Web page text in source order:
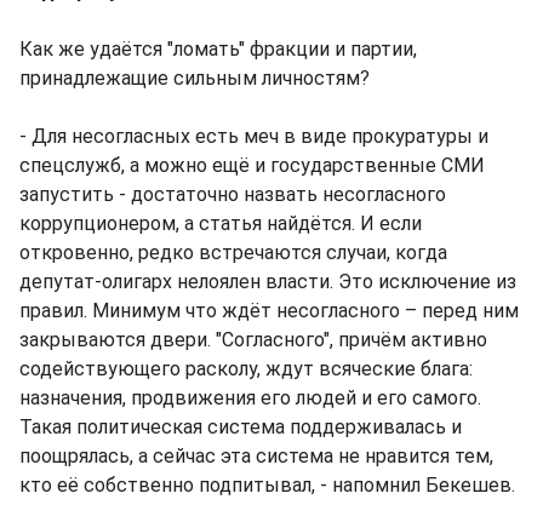
Как же удаётся "ломать" фракции и партии,
принадлежащие сильным личностям?
- Для несогласных есть меч в виде прокуратуры и
спецслужб, а можно ещё и государственные СМИ
запустить - достаточно назвать несогласного
коррупционером, а статья найдётся. И если
откровенно, редко встречаются случаи, когда
депутат-олигарх нелоялен власти. Это исключение из
правил. Минимум что ждёт несогласного – перед ним
закрываются двери. "Согласного", причём активно
содействующего расколу, ждут всяческие блага:
назначения, продвижения его людей и его самого.
Такая политическая система поддерживалась и
поощрялась, а сейчас эта система не нравится тем,
кто её собственно подпитывал, - напомнил Бекешев.